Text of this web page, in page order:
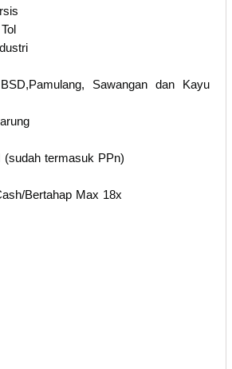
Sawangan dan Kayu
(sudah termasuk PPn)
Bertahap Max 18x